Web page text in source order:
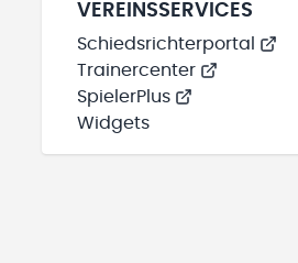
VEREINSSERVICES
Schiedsrichterportal
Trainercenter
SpielerPlus
Widgets